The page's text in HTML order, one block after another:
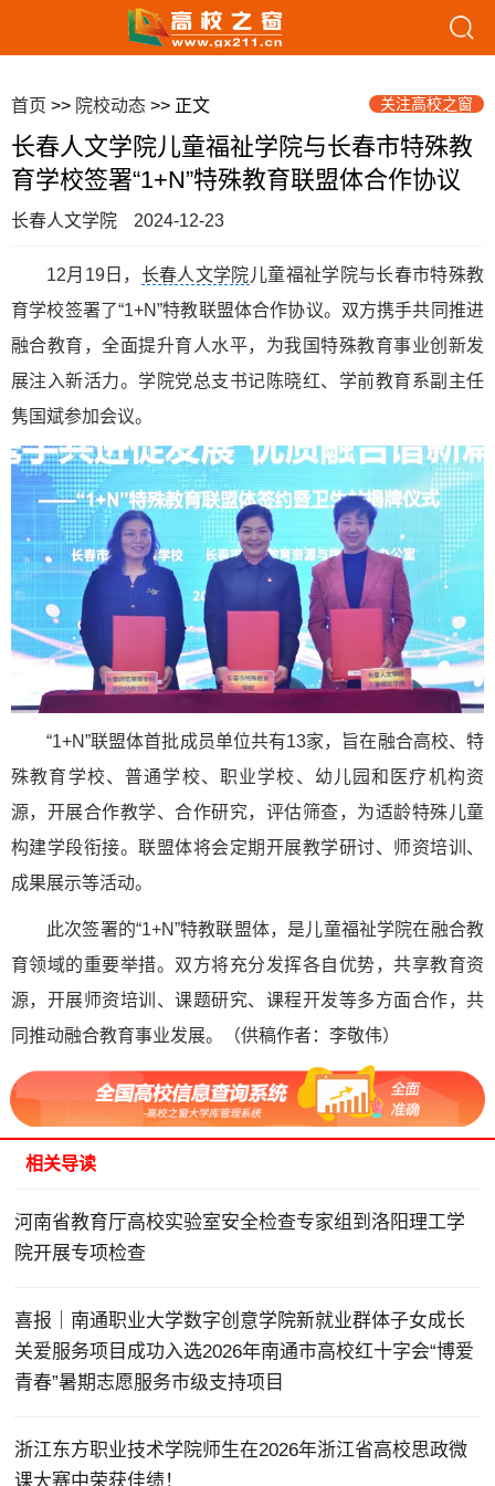
首页 >> 院校动态 >> 正文 关注高校之窗
长春人文学院儿童福祉学院与长春市特殊教
育学校签署“1+N”特殊教育联盟体合作协议
长春人文学院 2024-12-23
12月19日， 长春人文学院儿童福祉学院与长春市特殊教
育学校签署了“1+N”特教联盟体合作协议。双方携手共同推进
融合教育，全面提升育人水平，为我国特殊教育事业创新发
展注入新活力。学院党总支书记陈晓红、学前教育系副主任
隽国斌参加会议。
“1+N”联盟体首批成员单位共有13家，旨在融合高校、特
殊教育学校、普通学校、职业学校、幼儿园和医疗机构资
源，开展合作教学、合作研究，评估筛查，为适龄特殊儿童
构建学段衔接。联盟体将会定期开展教学研讨、师资培训、
成果展示等活动。
此次签署的“1+N”特教联盟体，是儿童福祉学院在融合教
育领域的重要举措。双方将充分发挥各自优势，共享教育资
源，开展师资培训、课题研究、课程开发等多方面合作，共
同推动融合教育事业发展。（供稿作者：李敬伟）
相关导读
河南省教育厅高校实验室安全检查专家组到洛阳理工学
院开展专项检查
喜报｜南通职业大学数字创意学院新就业群体子女成长
关爱服务项目成功入选2026年南通市高校红十字会“博爱
青春”暑期志愿服务市级支持项目
浙江东方职业技术学院师生在2026年浙江省高校思政微
课大赛中荣获佳绩！